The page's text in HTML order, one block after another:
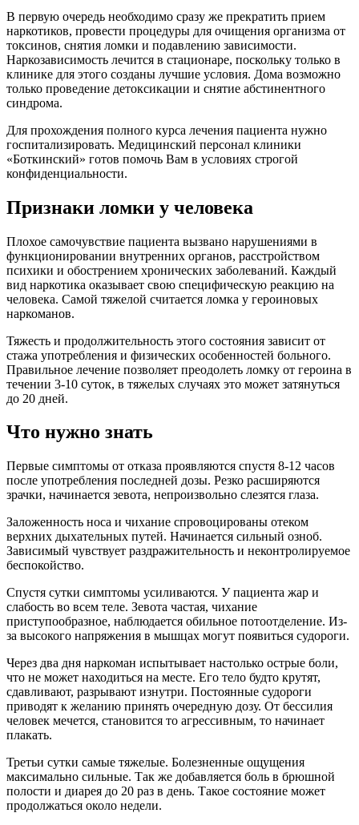
В первую очередь необходимо сразу же прекратить прием
наркотиков, провести процедуры для очищения организма от
токсинов, снятия ломки и подавлению зависимости.
Наркозависимость лечится в стационаре, поскольку только в
клинике для этого созданы лучшие условия. Дома возможно
только проведение детоксикации и снятие абстинентного
синдрома.
Для прохождения полного курса лечения пациента нужно
госпитализировать. Медицинский персонал клиники
«Боткинский» готов помочь Вам в условиях строгой
конфиденциальности.
Признаки ломки у человека
Плохое самочувствие пациента вызвано нарушениями в
функционировании внутренних органов, расстройством
психики и обострением хронических заболеваний. Каждый
вид наркотика оказывает свою специфическую реакцию на
человека. Самой тяжелой считается ломка у героиновых
наркоманов.
Тяжесть и продолжительность этого состояния зависит от
стажа употребления и физических особенностей больного.
Правильное лечение позволяет преодолеть ломку от героина в
течении 3-10 суток, в тяжелых случаях это может затянуться
до 20 дней.
Что нужно знать
Первые симптомы от отказа проявляются спустя 8-12 часов
после употребления последней дозы. Резко расширяются
зрачки, начинается зевота, непроизвольно слезятся глаза.
Заложенность носа и чихание спровоцированы отеком
верхних дыхательных путей. Начинается сильный озноб.
Зависимый чувствует раздражительность и неконтролируемое
беспокойство.
Спустя сутки симптомы усиливаются. У пациента жар и
слабость во всем теле. Зевота частая, чихание
приступообразное, наблюдается обильное потоотделение. Из-
за высокого напряжения в мышцах могут появиться судороги.
Через два дня наркоман испытывает настолько острые боли,
что не может находиться на месте. Его тело будто крутят,
сдавливают, разрывают изнутри. Постоянные судороги
приводят к желанию принять очередную дозу. От бессилия
человек мечется, становится то агрессивным, то начинает
плакать.
Третьи сутки самые тяжелые. Болезненные ощущения
максимально сильные. Так же добавляется боль в брюшной
полости и диарея до 20 раз в день. Такое состояние может
продолжаться около недели.